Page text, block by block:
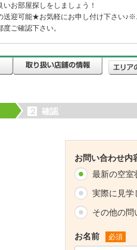
いお部屋探しをしましょう！
送迎可能★お気軽にお申し付け下さい♪※
ご確認下さい。
２ 確認
お問い合わせ内
最新の空室
実際に見学
その他の問
お名前 必須